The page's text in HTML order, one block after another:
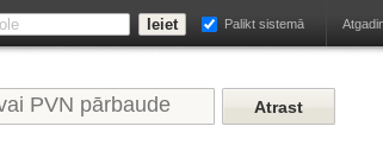
Palikt sistemā